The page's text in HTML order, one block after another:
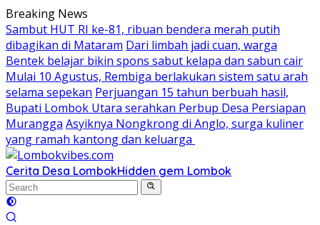
Skip
to
content
Breaking News
Sambut HUT RI ke-81, ribuan bendera merah putih
dibagikan di Mataram Dari limbah jadi cuan, warga
Bentek belajar bikin spons sabut kelapa dan sabun cair
Mulai 10 Agustus, Rembiga berlakukan sistem satu arah
selama sepekan Perjuangan 15 tahun berbuah hasil,
Bupati Lombok Utara serahkan Perbup Desa Persiapan
Murangga Asyiknya Nongkrong di Anglo, surga kuliner
yang ramah kantong dan keluarga
Cerita Desa LombokHidden gem Lombok